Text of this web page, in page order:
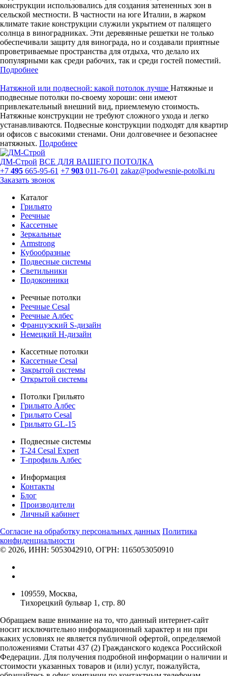
конструкции использовались для создания затененных зон в
сельской местности. В частности на юге Италии, в жарком
климате такие конструкции служили укрытием от палящего
солнца в виноградниках. Эти деревянные решетки не только
обеспечивали защиту для винограда, но и создавали приятные
проветриваемые пространства для отдыха, что делало их
популярными как среди рабочих, так и среди гостей поместий.
Подробнее
Натяжной или подвесной: какой потолок лучше Натяжные и
подвесные потолки по-своему хороши: они имеют
привлекательный внешний вид, приемлемую стоимость.
Натяжные конструкции не требуют сложного ухода и легко
устанавливаются. Подвесные конструкции подходят для квартир
и офисов с высокими стенами. Они долговечнее и безопаснее
натяжных. Подробнее
ДМ-Строй ВСЕ ДЛЯ ВАШЕГО ПОТОЛКА
+7 495 665-95-61 +7 903 011-76-01 zakaz@podwesnie-potolki.ru
Заказать звонок
Каталог
Грильято
Реечные
Кассетные
Зеркальные
Armstrong
Кубообразные
Подвесные системы
Светильники
Подоконники
Реечные потолки
Реечные Cesal
Реечные Албес
Французский S-дизайн
Немецкий H-дизайн
Кассетные потолки
Кассетные Cesal
Закрытой системы
Открытой системы
Потолки Грильято
Грильято Албес
Грильято Cesal
Грильято GL-15
Подвесные системы
T-24 Cesal Expert
Т-профиль Албес
Информация
Контакты
Блог
Производители
Личный кабинет
Согласие на обработку персональных данных Политикa
конфиденциальности
© 2026, ИНН: 5053042910, ОГРН: 1165053050910
109559, Москва,
Тихорецкий бульвар 1, стр. 80
Обращаем ваше внимание на то, что данный интернет-сайт
носит исключительно информационный характер и ни при
каких условиях не является публичной офертой, определяемой
положениями Статьи 437 (2) Гражданского кодекса Российской
Федерации. Для получения подробной информации о наличии и
стоимости указанных товаров и (или) услуг, пожалуйста,